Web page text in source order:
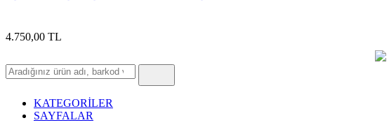
4.750,00 TL
Hızlı
Ürün
KATEGORİLER
SAYFALAR